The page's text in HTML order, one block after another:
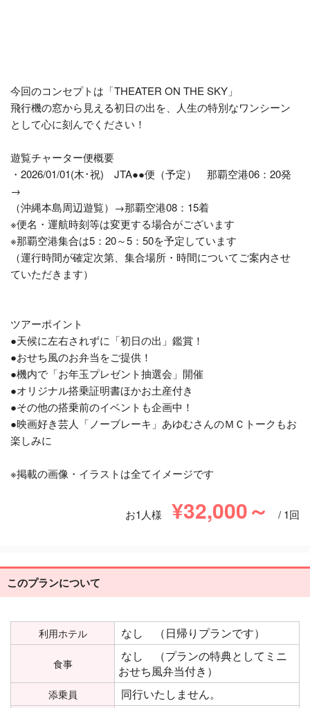
今回のコンセプトは「THEATER ON THE SKY」
飛行機の窓から見える初日の出を、人生の特別なワンシーン
として心に刻んでください！
遊覧チャーター便概要
・2026/01/01(木･祝) JTA●●便（予定） 那覇空港06：20発
→
（沖縄本島周辺遊覧）→那覇空港08：15着
※便名・運航時刻等は変更する場合がございます
※那覇空港集合は5：20～5：50を予定しています
（運行時間が確定次第、集合場所・時間についてご案内させ
ていただきます）
ツアーポイント
●天候に左右されずに「初日の出」鑑賞！
●おせち風のお弁当をご提供！
●機内で「お年玉プレゼント抽選会」開催
●オリジナル搭乗証明書ほかお土産付き
●その他の搭乗前のイベントも企画中！
●映画好き芸人「ノーブレーキ」あゆむさんのＭＣトークもお
楽しみに
※掲載の画像・イラストは全てイメージです
お1人様 ¥32,000～ / 1回
このプランについて
利用ホテル なし （日帰りプランです）
食事
なし （プランの特典としてミニ
おせち風弁当付き）
添乗員 同行いたしません。